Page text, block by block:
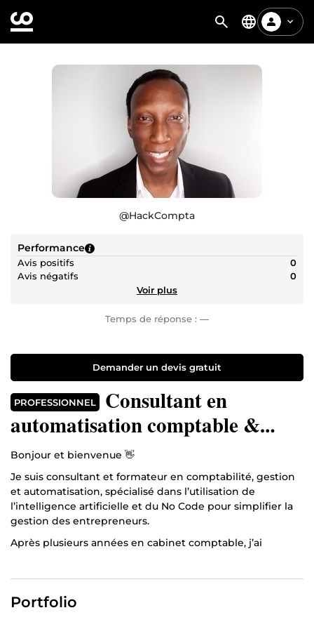
@HackCompta
Performance
Avis positifs
0
Avis négatifs
0
Voir plus
Temps de réponse : —
Demander un devis gratuit
PROFESSIONNEL
Consultant en
automatisation comptable &
financière | IA & No Code
Bonjour et bienvenue 👋
Je suis consultant et formateur en comptabilité, gestion
et automatisation, spécialisé dans l’utilisation de
l’intelligence artificielle et du No Code pour simplifier la
gestion des entrepreneurs.
Après plusieurs années en cabinet comptable, j’ai
trop de temps perdu en saisie
trop de complexité inutile
pas assez de visibilité pour piloter son activité
Portfolio